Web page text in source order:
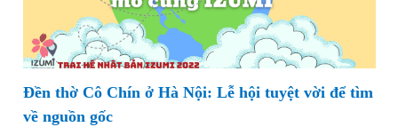
Đền thờ Cô Chín ở Hà Nội: Lễ hội tuyệt vời để tìm
về nguồn gốc